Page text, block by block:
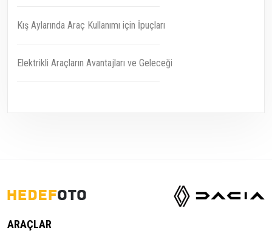
Kış Aylarında Araç Kullanımı için İpuçları
Elektrikli Araçların Avantajları ve Geleceği
ARAÇLAR